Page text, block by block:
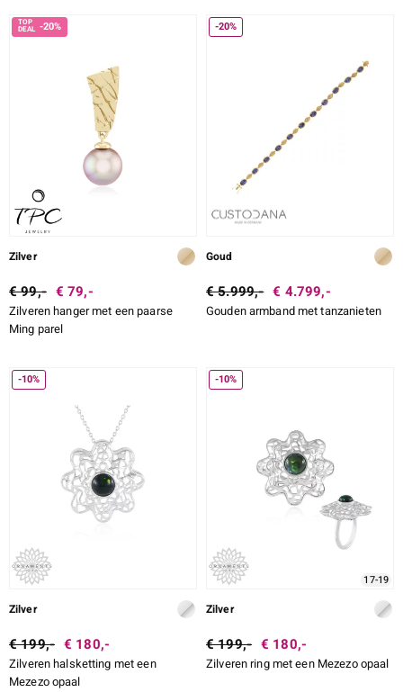
-20%
Zilver
€ 99,- € 79,-
Zilveren hanger met een paarse
Ming parel
-20%
Goud
€ 5.999,- € 4.799,-
Gouden armband met tanzanieten
-10%
Zilver
€ 199,- € 180,-
Zilveren halsketting met een
Mezezo opaal
-10%
17-19
Zilver
€ 199,- € 180,-
Zilveren ring met een Mezezo opaal